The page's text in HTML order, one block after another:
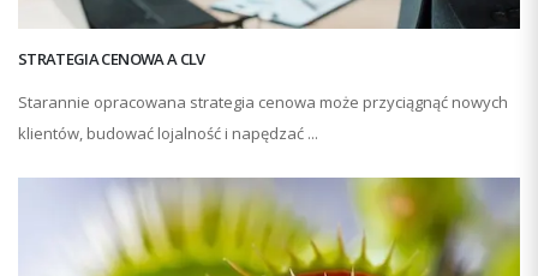
STRATEGIA CENOWA A CLV
Starannie opracowana strategia cenowa może przyciągnąć nowych
klientów, budować lojalność i napędzać ...